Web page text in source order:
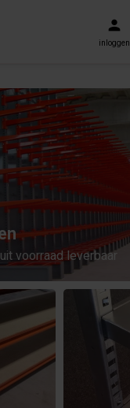
inloggen
voorraad leverbaar